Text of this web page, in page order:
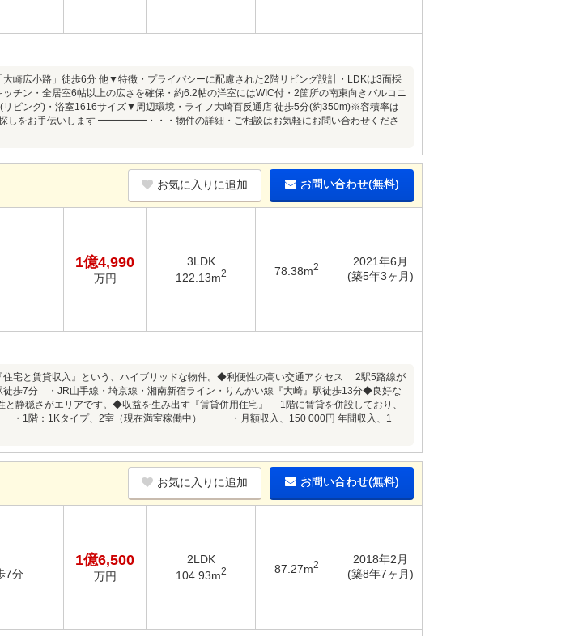
崎広小路」徒歩6分 他▼特徴・プライバシーに配慮された2階リビング設計・LDKは3面採
チン・全居室6帖以上の広さを確保・約6.2帖の洋室にはWIC付・2箇所の南東向きバルコニ
ビング)・浴室1616サイズ▼周辺環境・ライフ大崎百反通店 徒歩5分(約350m)※容積率は
しをお手伝いします ━━━━━・・・物件の詳細・ご相談はお気軽にお問い合わせくださ
お気に入りに追加 お問い合わせ(無料)
1億4,990
万円
3LDK
122.13m2 78.38m2
2021年6月
(築5年3ヶ月)
住宅と賃貸収入』という、ハイブリッドな物件。◆利便性の高い交通アクセス 2駅5路線が
歩7分 ・JR山手線・埼京線・湘南新宿ライン・りんかい線『大崎』駅徒歩13分◆良好な
静穏さがエリアです。◆収益を生み出す『賃貸併用住宅』 1階に賃貸を併設しており、
1階：1Kタイプ、2室（現在満室稼働中） ・月額収入、150 000円 年間収入、1
お気に入りに追加 お問い合わせ(無料)
7分
1億6,500
万円
2LDK
104.93m2 87.27m2
2018年2月
(築8年7ヶ月)